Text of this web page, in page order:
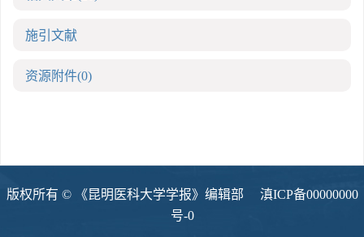
施引文献
资源附件(0)
版权所有 © 《昆明医科大学学报》编辑部 滇ICP备00000000
号-0